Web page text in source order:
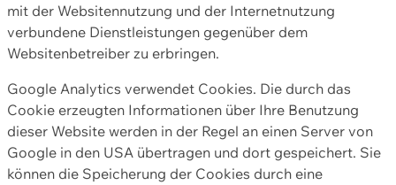
mit der Websitennutzung und der Internetnutzung
verbundene Dienstleistungen gegenüber dem
Websitenbetreiber zu erbringen.
Google Analytics verwendet Cookies. Die durch das
Cookie erzeugten Informationen über Ihre Benutzung
dieser Website werden in der Regel an einen Server von
Google in den USA übertragen und dort gespeichert. Sie
können die Speicherung der Cookies durch eine